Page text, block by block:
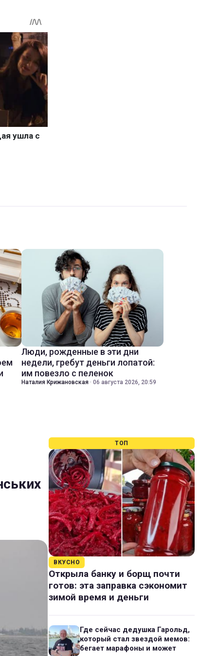
Люди, рожденные в эти дни
недели, гребут деньги лопатой:
им повезло с пеленок
Наталия Крижановская · 06 августа 2026, 20:59
ТОП
ВКУСНО
Открыла банку и борщ почти
готов: эта заправка сэкономит
зимой время и деньги
Где сейчас дедушка Гарольд,
который стал звездой мемов:
бегает марафоны и может